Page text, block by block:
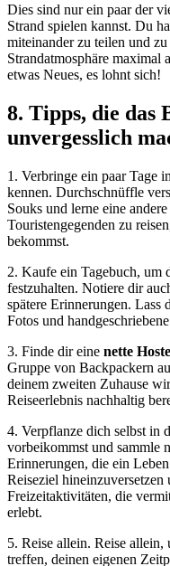
Dies sind nur ein paar der
Strand spielen kannst. Du
miteinander zu teilen und
Strandatmosphäre maximal
etwas Neues, es lohnt sich!
8. Tipps, die das
unvergesslich
1. Verbringe ein paar Tage
kennen. Durchschnüffle
Souks und lerne eine
Touristengegenden zu
bekommst.
2. Kaufe ein Tagebuch, um
festzuhalten. Notiere dir
spätere Erinnerungen.
Fotos und
3. Finde dir eine nette
Gruppe von Backpackern
deinem zweiten Zuhause
Reiseerlebnis nachhaltig
4. Verpflanze dich selbst in
vorbeikommst und sammle
Erinnerungen, die ein
Reiseziel hineinzuversetzen
Freizeitaktivitäten, die
erlebt.
5. Reise allein. Reise allein,
treffen, deinen eigenen